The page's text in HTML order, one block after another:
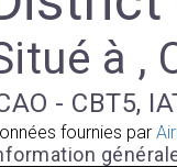
à ,
- CBT5,
fournies par